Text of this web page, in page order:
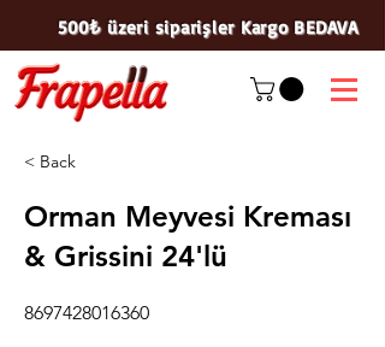
500₺ üzeri siparişler Kargo BEDAVA
< Back
Orman Meyvesi Kreması
& Grissini 24'lü
8697428016360